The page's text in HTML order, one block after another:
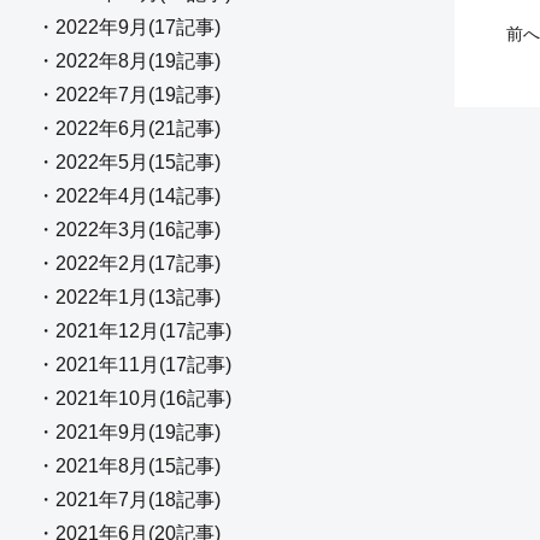
前へ
・2022年9月(17記事)
・2022年8月(19記事)
・2022年7月(19記事)
・2022年6月(21記事)
・2022年5月(15記事)
・2022年4月(14記事)
・2022年3月(16記事)
・2022年2月(17記事)
・2022年1月(13記事)
・2021年12月(17記事)
・2021年11月(17記事)
・2021年10月(16記事)
・2021年9月(19記事)
・2021年8月(15記事)
・2021年7月(18記事)
・2021年6月(20記事)